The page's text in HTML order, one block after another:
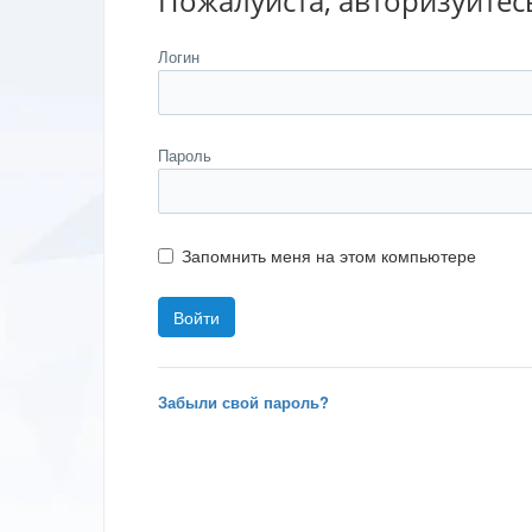
Логин
Пароль
Запомнить меня на этом компьютере
Забыли свой пароль?